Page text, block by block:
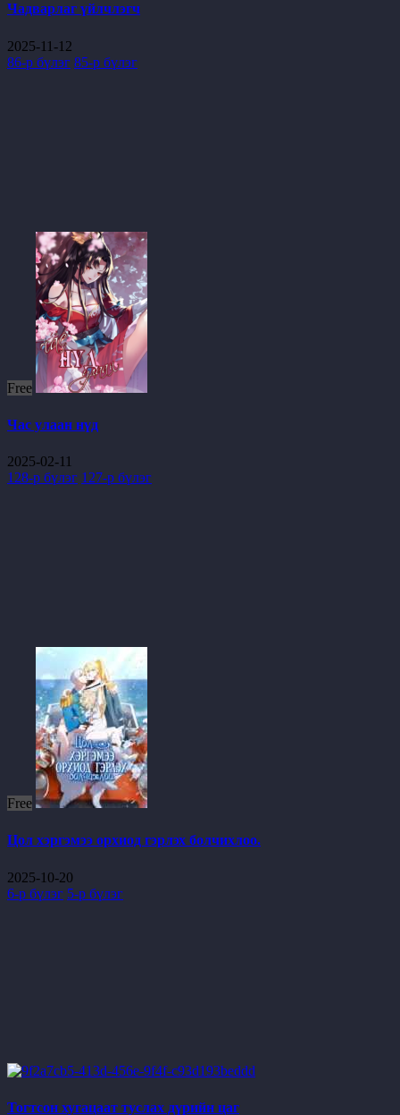
Чадварлаг үйлчлэгч
2025-11-12
86-р бүлэг 85-р бүлэг
Free
Час улаан нүд
2025-02-11
128-р бүлэг 127-р бүлэг
Free
Цол хэргэмээ орхиод гэрлэх болчихлоо.
2025-10-20
6-р бүлэг 5-р бүлэг
Тогтсон хугацаат туслах дүрийн цаг